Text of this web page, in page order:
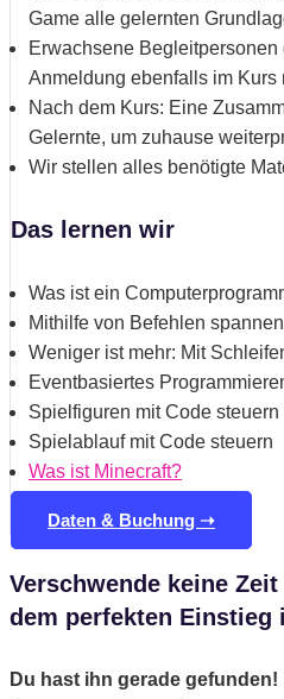
Game alle gelernten
Erwachsene
Anmeldung ebenfalls im Kurs
Nach dem Kurs: Eine
Gelernte, um zuhause
Wir stellen alles benötigte
Das lernen wir
Was ist ein
Mithilfe von Befehlen
Weniger ist mehr: Mit
Eventbasiertes
Spielfiguren mit Code steuern
Spielablauf mit Code steuern
Was ist Minecraft?
Daten & Buchung ➝
Verschwende keine
dem perfekten Einstieg
Du hast ihn gerade gefunden!